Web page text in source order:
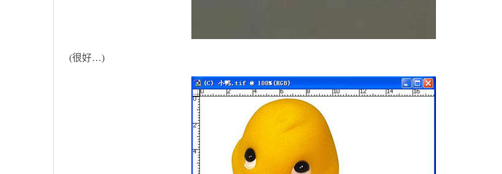
(很好…)